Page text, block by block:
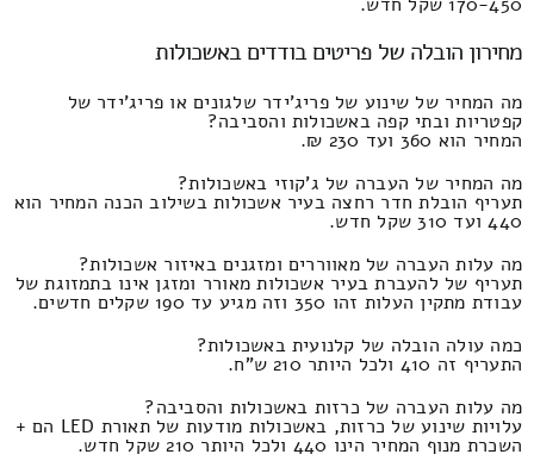
מחירון הובלה של פריטים בודדים באשכולות
מה המחיר של שינוע של פריג'ידר שלגונים או פריג'ידר של
קפטריות ובתי קפה באשכולות והסביבה?
המחיר הוא 360 ועד 230 ₪.
מה המחיר של העברה של ג'קוזי באשכולות?
תעריף הובלת חדר רחצה בעיר אשכולות בשילוב הכנה המחיר הוא
440 ועד 310 שקל חדש.
מה עלות העברה של מאווררים ומזגנים באיזור אשכולות?
תעריף של להעברת בעיר אשכולות מאורר ומזגן אינו בתמזוגת של
עבודת מתקין העלות זהו 350 וזה מגיע עד 190 שקלים חדשים.
כמה עולה הובלה של קלנועית באשכולות?
התעריף זה 410 ולכל היותר 210 ש"ח.
מה עלות העברה של כרזות באשכולות והסביבה?
עלויות שינוע של כרזות, באשכולות מודעות של תאורת LED הם +
השכרת מנוף המחיר הינו 440 ולכל היותר 210 שקל חדש.